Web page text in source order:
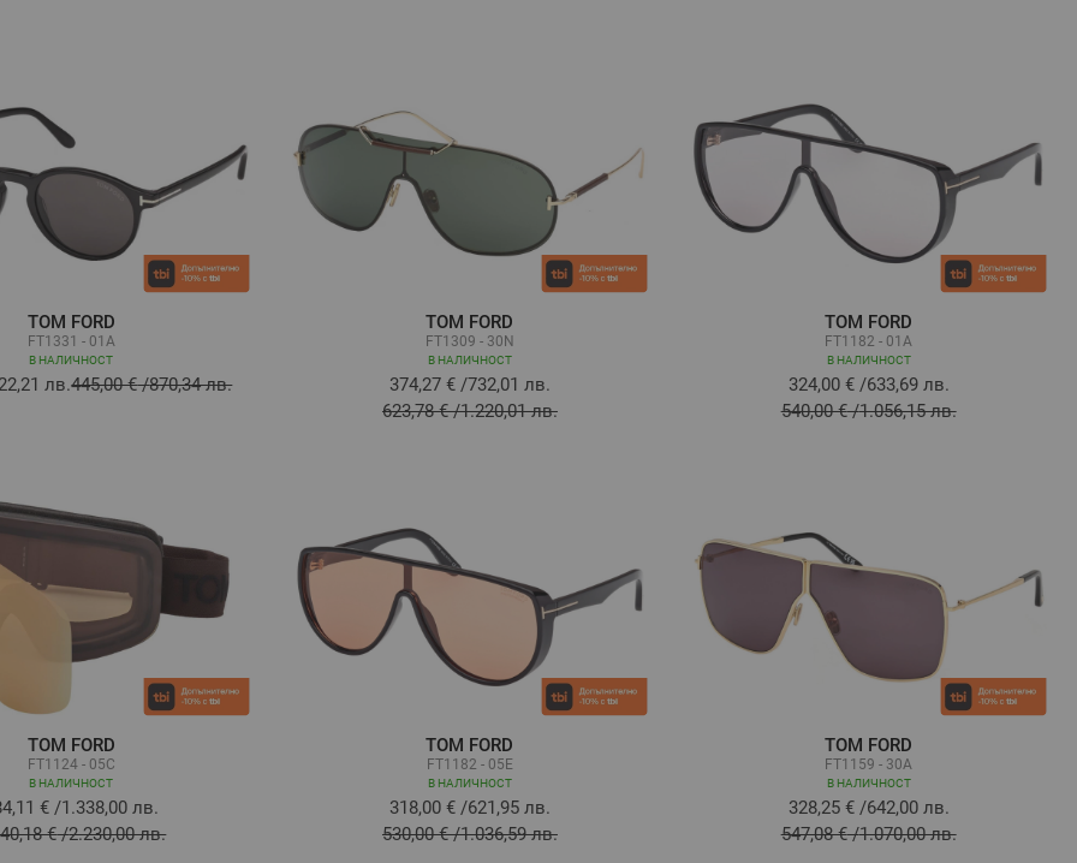
TOM FORD
FT1331 - 01A
В НАЛИЧНОСТ
лв.445,00 €/870,34 лв.
TOM FORD
FT1309 - 30N
В НАЛИЧНОСТ
374,27 €/732,01 лв.
623,78 €/1.220,01 лв.
TOM FORD
FT1182 - 01A
В НАЛИЧНОСТ
324,00 €/633,69 лв.
540,00 €/1.056,15 лв.
TOM FORD
FT1124 - 05C
В НАЛИЧНОСТ
€ /1.338,00 лв.
€/2.230,00 лв.
TOM FORD
FT1182 - 05E
В НАЛИЧНОСТ
318,00 €/621,95 лв.
530,00 €/1.036,59 лв.
TOM FORD
FT1159 - 30A
В НАЛИЧНОСТ
328,25 €/642,00 лв.
547,08 €/1.070,00 лв.